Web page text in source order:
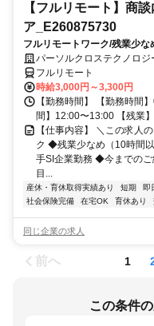
【フルリモート】商
ア_E260875730
フルリモートワーク/残業少
仕事/大手SI企業勤務/今まで
を目指せます
パーソルクロステクノロジ
フルリモート
時給3,000円～3,300円
【勤務時間】 【勤務時間
間】12:00〜13:00 【残業
【仕事内容】 ＼この求人
ク ◆残業少なめ（10時間
手SI企業勤務 ◆今までの
目...
産休・育休取得実績あり 短期 即
社会保険完備
在宅OK 育休あり
同じ企業の求人
前へ 1
この条件